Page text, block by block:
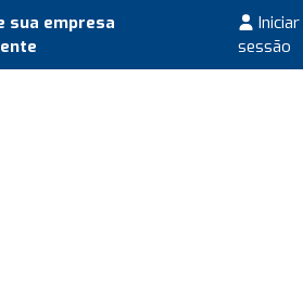
sua empresa
Iniciar
sessão